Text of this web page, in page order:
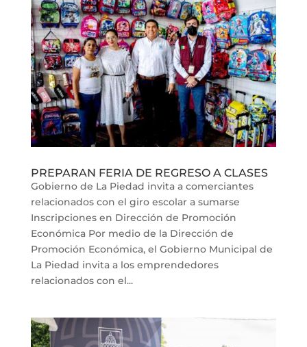
PREPARAN FERIA DE REGRESO A CLASES
Gobierno de La Piedad invita a comerciantes
relacionados con el giro escolar a sumarse
Inscripciones en Dirección de Promoción
Económica Por medio de la Dirección de
Promoción Económica, el Gobierno Municipal de
La Piedad invita a los emprendedores
relacionados con el...